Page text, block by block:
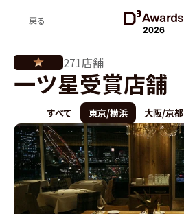
271店舗
一ツ星受賞店舗
すべて 東京/横浜 大阪/京都
2026
戻る